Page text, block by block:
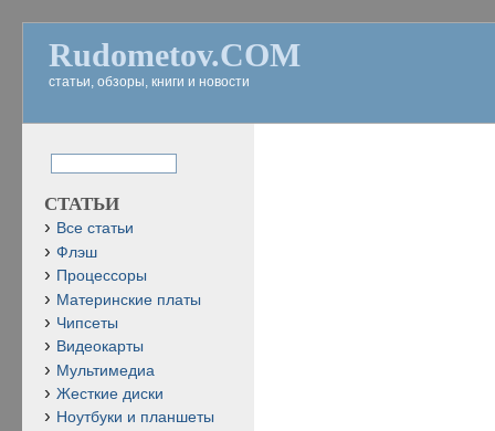
Rudometov.COM
статьи, обзоры, книги и новости
СТАТЬИ
Все статьи
Флэш
Процессоры
Материнские платы
Чипсеты
Видеокарты
Мультимедиа
Жесткие диски
Ноутбуки и планшеты